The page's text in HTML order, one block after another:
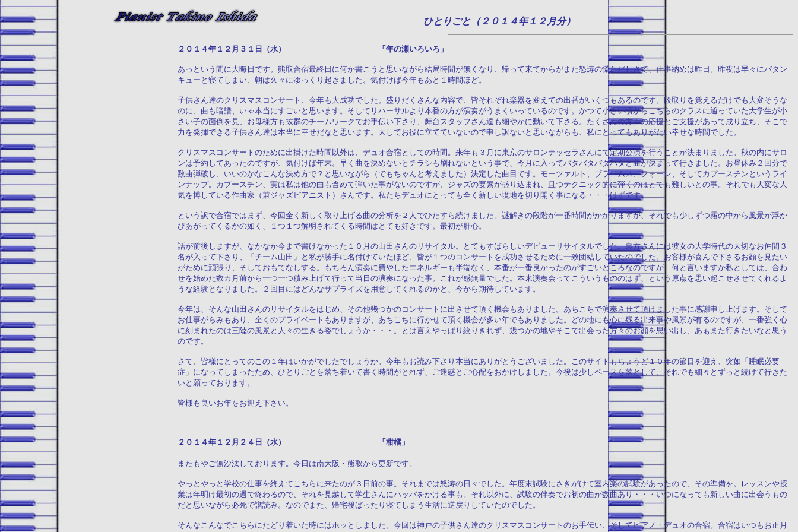
ひとりごと（２０１４年１２月分）
２０１４年１２月３１日（水） 「年の瀬いろいろ」
あっという間に大晦日です。熊取合宿最終日に何か書こうと思いながら結局時間が無くなり、帰って来てからがまた怒涛の慌ただしさで、仕事納めは昨日。昨夜は早々にバタン
キューと寝てしまい、朝は久々にゆっくり起きました。気付けば今年もあと１時間ほど。
子供さん達のクリスマスコンサート、今年も大成功でした。盛りだくさんな内容で、皆それぞれ楽器を変えての出番がいくつもあるのです。段取りを覚えるだけでも大変そうな
のに、曲も暗譜、いゃ本当にすごいと思います。そしてリハーサルより本番の方が演奏がうまくいっているのです。かつて小さい頃からこちらのクラスに通っていた大学生が小
さい子の面倒を見、お母様方も抜群のチームワークでお手伝い下さり、舞台スタッフさん達も細やかに動いて下さる。たくさんの方々の応援とご支援があって成り立ち、そこで
力を発揮できる子供さん達は本当に幸せだなと思います。大してお役に立てていないので申し訳ないと思いながらも、私にとってもありがたい幸せな時間でした。
クリスマスコンサートのために出掛けた時間以外は、デュオ合宿としての時間。来年も３月に東京のサロンテッセラさんにて定期公演を行うことが決まりました。秋の内にサロ
ンは予約してあったのですが、気付けば年末。早く曲を決めないとチラシも刷れないという事で、今月に入ってバタバタバタバタと曲が決まって行きました。お昼休み２回分で
数曲弾破し、いいのかなこんな決め方で？と思いながら（でもちゃんと考えました）決定した曲目です。モーツァルト、ブラームス、フォーレ、そしてカプースチンというライ
ンナップ。カプースチン、実は私は他の曲も含めて弾いた事がないのですが、ジャズの要素が盛り込まれ、且つテクニック的に弾くのはとても難しいとの事。それでも大変な人
気を博している作曲家（兼ジャズピアニスト）さんです。私たちデュオにとっても全く新しい境地を切り開く事になる・・・はずです。
という訳で合宿ではまず、今回全く新しく取り上げる曲の分析を２人でひたすら続けました。謎解きの段階が一番時間がかかりますが、それでも少しずつ霧の中から風景が浮か
びあがってくるかの如く、１つ１つ解明されてくる時間はとても好きです。最初が肝心。
話が前後しますが、なかなか今まで書けなかった１０月の山田さんのリサイタル。とてもすばらしいデビューリサイタルでした。裏方さんには彼女の大学時代の大切なお仲間３
名が入って下さり、「チーム山田」と私が勝手に名付けていたほど、皆が１つのコンサートを成功させるために一致団結していたのでした。お客様が喜んで下さるお顔を見たい
がために頑張り、そしておもてなしする。もちろん演奏に費やしたエネルギーも半端なく、本番が一番良かったのがすごいところなのですが、何と言いますか私としては、合わ
せを始めた数カ月前から一つ一つ積み上げて行って当日の演奏になった事。これが感無量でした。本来演奏会ってこういうもののはず、という原点を思い起こせさせてくれるよ
うな経験となりました。２回目にはどんなサプライズを用意してくれるのかと、今から期待しています。
今年は、そんな山田さんのリサイタルをはじめ、その他幾つかのコンサートに出させて頂く機会もありました。あちこちで演奏させて頂けました事に感謝申し上げます。そして
お仕事がらみもあり、全くのプライベートもありますが、あちこちに行かせて頂く機会が多い年でもありました。どの地にも心に残る出来事や風景が有るのですが、一番強く心
に刻まれたのは三陸の風景と人々の生きる姿でしょうか・・・。とは言えやっぱり絞りきれず、幾つかの地やそこで出会った方々のお顔を思い出し、あぁまた行きたいなと思う
のです。
さて、皆様にとってのこの１年はいかがでしたでしょうか。今年もお読み下さり本当にありがとうございました。このサイトもちょうど１０年の節目を迎え、突如「睡眠必要
症」になってしまったため、ひとりごとを落ち着いて書く時間がとれず、ご迷惑とご心配をおかけしました。今後は少しペースを落として、それでも細々とずっと続けて行きた
いと願っております。
皆様も良いお年をお迎え下さい。
２０１４年１２月２４日（水） 「柑橘」
またもやご無沙汰しております。今日は南大阪・熊取から更新です。
やっとやっと学校の仕事を終えてこちらに来たのが３日前の事。それまでは怒涛の日々でした。年度末試験にさきがけて室内楽の試験があったので、その準備を。レッスンや授
業は年明け最初の週で終わるので、それを見越して学生さんにハッパをかける事も。それ以外に、試験の伴奏でお初の曲が数曲あり・・・いつになっても新しい曲に出会うもの
だと思いながら必死で譜読み。なのでまた、帰宅後ぱったり寝てしまう生活に逆戻りしていたのでした。
そんなこんなでこちらにたどり着いた時にはホッとしました。今回は神戸の子供さん達のクリスマスコンサートのお手伝い、そしてピアノ・デュオの合宿。合宿はいつもお正月